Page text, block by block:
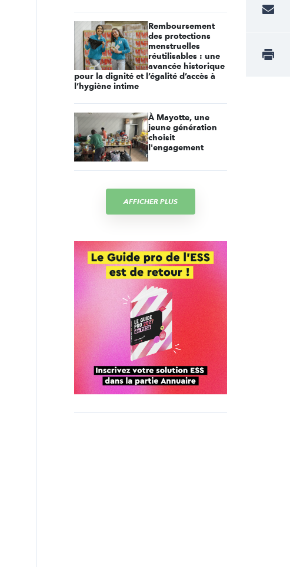
Remboursement
des protections
menstruelles
réutilisables : une
avancée historique
pour la dignité et l’égalité d’accès à
l’hygiène intime
À Mayotte, une
jeune génération
choisit
l'engagement
AFFICHER PLUS